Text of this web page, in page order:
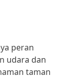
peran
udara dan
taman